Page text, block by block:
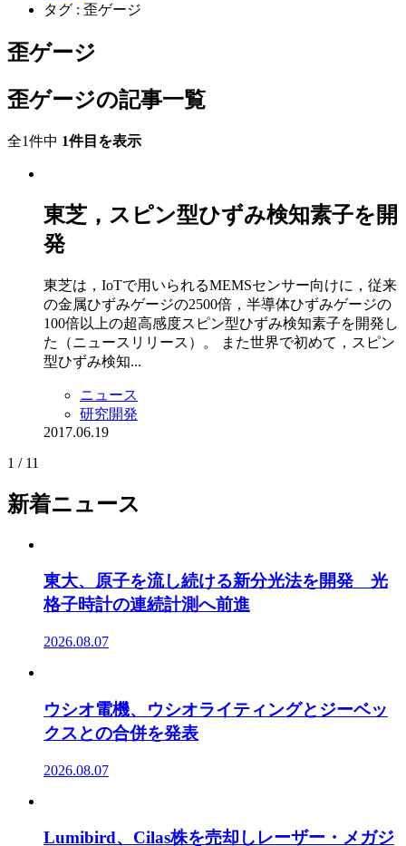
タグ : 歪ゲージ
歪ゲージ
歪ゲージの記事一覧
全1件中 1件目を表示
東芝，スピン型ひずみ検知素子を開
発
東芝は，IoTで用いられるMEMSセンサー向けに，従来
の金属ひずみゲージの2500倍，半導体ひずみゲージの
100倍以上の超高感度スピン型ひずみ検知素子を開発し
た（ニュースリリース）。 また世界で初めて，スピン
型ひずみ検知...
ニュース
研究開発
2017.06.19
1 / 11
新着ニュース
東大、原子を流し続ける新分光法を開発 光
格子時計の連続計測へ前進
2026.08.07
ウシオ電機、ウシオライティングとジーベッ
クスとの合併を発表
2026.08.07
Lumibird、Cilas株を売却しレーザー・メガジ